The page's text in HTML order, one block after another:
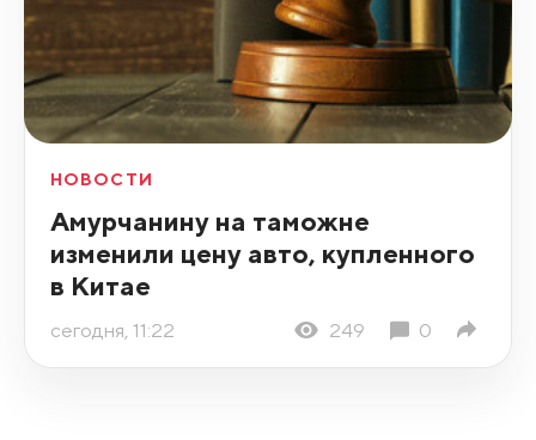
НОВОСТИ
Амурчанину на таможне
изменили цену авто, купленного
в Китае
сегодня, 11:22 249 0